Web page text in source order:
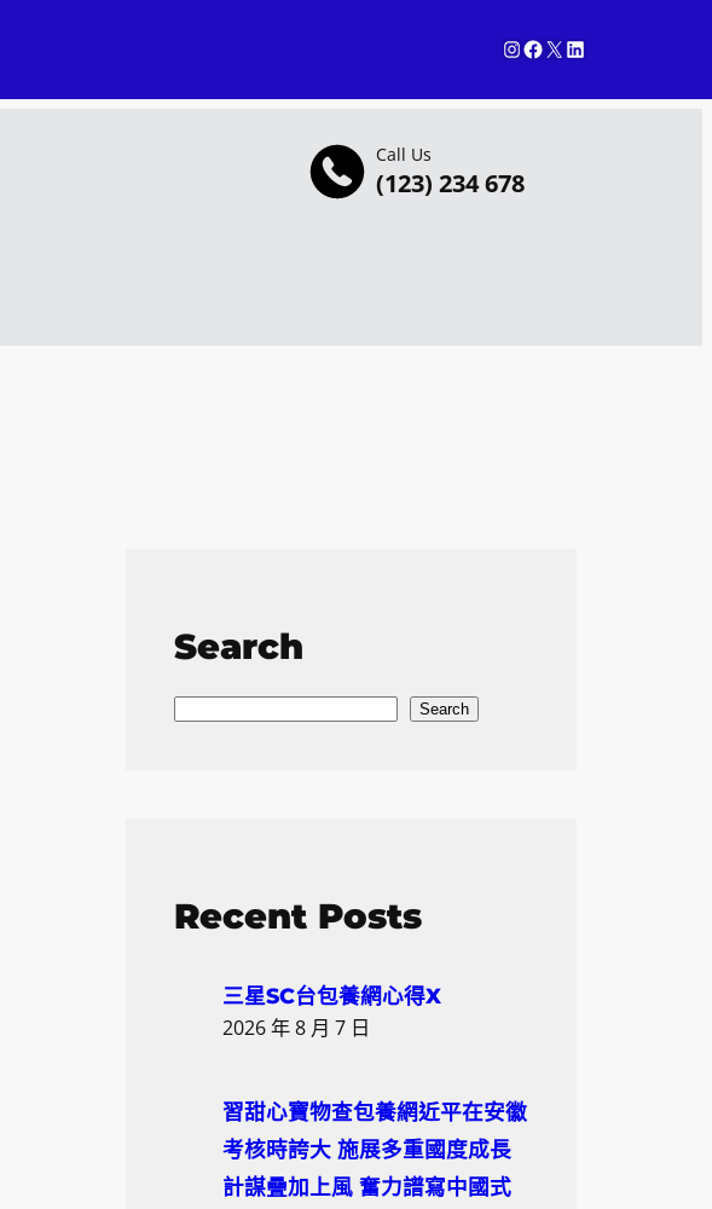
Call Us
(123) 234 678
InstagramFacebook X LinkedIn
Search
S
h
Search
Recent Posts
三星SC台包養網心得X
2026 年 8 月 7 日
習甜心寶物查包養網近平在安徽
考核時誇大 施展多重國度成長
計謀疊加上風 奮力譜寫中國式